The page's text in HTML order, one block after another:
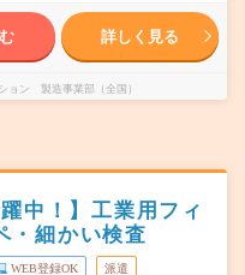
詳しく見る
ョン 製造事業部（全国）
中！】工業用フィ
・細かい検査
WEB登録OK 派遣